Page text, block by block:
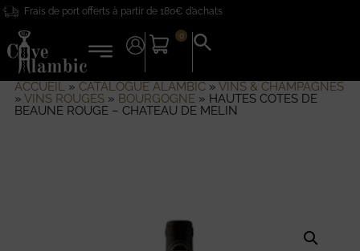
Frais de port offerts à partir de 180€ d’achats
0
Search
for:
ACCUEIL» CATALOGUE ALAMBIC» VINS & CHAMPAGNES
» VINS ROUGES» BOURGOGNE» HAUTES COTES DE
BEAUNE ROUGE – CHATEAU DE MELIN